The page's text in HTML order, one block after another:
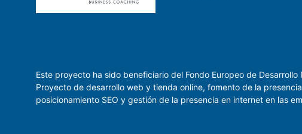
Este proyecto ha sido beneficiario del Fondo Europeo de Desarrollo
Proyecto de desarrollo web y tienda online, fomento de la
posicionamiento SEO y gestión de la presencia en internet en las